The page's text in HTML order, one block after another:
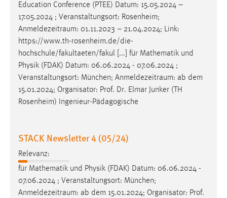
Education Conference (PTEE) Datum: 15.05.2024 –
17.05.2024 ; Veranstaltungsort: Rosenheim;
Anmeldezeitraum: 01.11.2023 – 21.04.2024; Link:
https://www.th-rosenheim.de/die-
hochschule/fakultaeten/fakul [...] für Mathematik und
Physik (FDAK) Datum: 06.06.2024 - 07.06.2024 ;
Veranstaltungsort: München; Anmeldezeitraum: ab dem
15.01.2024; Organisator: Prof. Dr. Elmar Junker (TH
Rosenheim) Ingenieur-Pädagogische
STACK Newsletter 4 (05/24)
Relevanz:
für Mathematik und Physik (FDAK) Datum: 06.06.2024 -
07.06.2024 ; Veranstaltungsort: München;
Anmeldezeitraum: ab dem 15.01.2024; Organisator: Prof.
Matomo
Name:
_pk_ref, _pk_cvar, _pk_id, _pk_ses
Zweck:
Zugriffsstatistik
Cookie Laufzeit:
MARKETING
Marketing Cookies werden von Drittanbietern
verwendet, um personalisierte Werbung anzuzeigen.
Sie tun dies, indem sie Besucher über Websites